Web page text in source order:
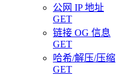
公网 IP 地址
GET
链接 OG 信息
GET
哈希/解压/压缩
GET